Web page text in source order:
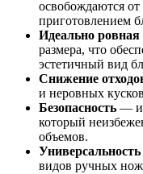
освобождаются
приготовлением
Идеально ровная
размера, что
эстетичный вид
Снижение
и неровных
Безопасность —
который
объемов.
Универсальность
видов ручных